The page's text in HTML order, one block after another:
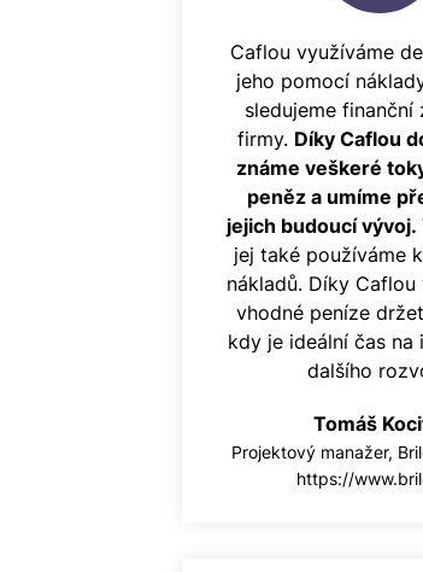
Caflou využíváme
jeho pomocí
sledujeme finanční
firmy. Díky Caflou
známe veškeré
peněz a umíme
jejich budoucí vývoj.
jej také používáme
nákladů. Díky
vhodné peníze
kdy je ideální čas na
dalšího
Tomáš
Projektový manažer,
https://